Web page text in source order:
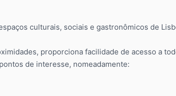
culturais, sociais e gastronômicos de
proporciona facilidade de acesso a
de interesse, nomeadamente: